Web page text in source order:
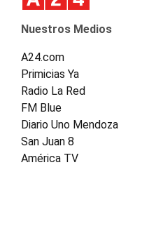
Nuestros Medios
A24.com
Primicias Ya
Radio La Red
FM Blue
Diario Uno Mendoza
San Juan 8
América TV